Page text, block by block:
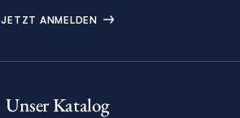
JETZT ANMELDEN
Unser Katalog